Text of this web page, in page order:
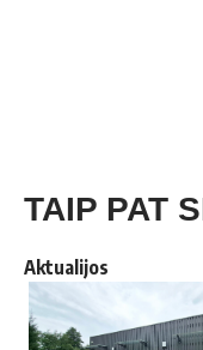
TAIP PAT
Aktualijos